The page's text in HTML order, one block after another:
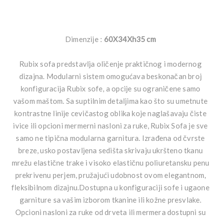
Dimenzije : 60X34Xh35 cm
Rubix sofa predstavlja oličenje praktičnog i modernog
dizajna. Modularni sistem omogućava beskonačan broj
konfiguracija Rubix sofe, a opcije su ograničene samo
vašom maštom. Sa suptilnim detaljima kao što su umetnute
kontrastne linije cevičastog oblika koje naglašavaju čiste
ivice ili opcioni mermerni nasloni za ruke, Rubix Sofa je sve
samo ne tipična modularna garnitura. Izrađena od čvrste
breze, usko postavljena sedišta skrivaju ukršteno tkanu
mrežu elastične trake i visoko elastičnu poliuretansku penu
prekrivenu perjem, pružajući udobnost ovom elegantnom,
fleksibilnom dizajnu.Dostupna u konfiguraciji sofe i ugaone
garniture sa vašim izborom tkanine ili kožne presvlake.
Opcioni nasloni za ruke od drveta ili mermera dostupni su